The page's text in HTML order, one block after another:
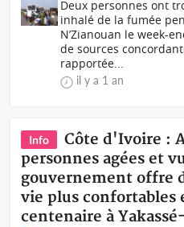
Deux personnes ont
inhalé de la fumée
N’Zianouan le week-
de sources
rapportée...
il y a 1 an
Info
Côte d'Ivoire :
personnes agées et
gouvernement offre
vie plus confortables
centenaire à